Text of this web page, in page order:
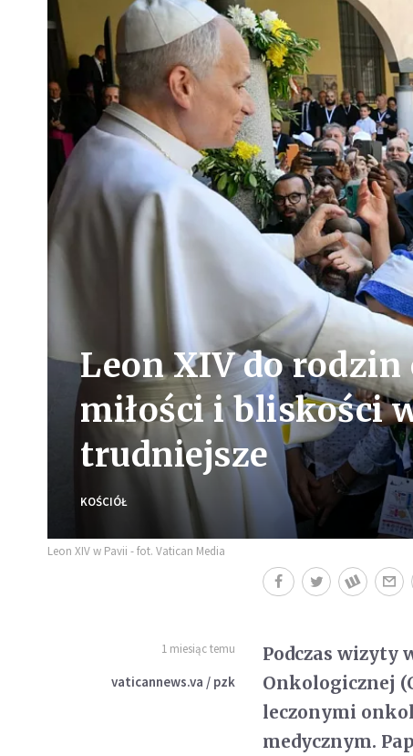
Leon XIV do
miłości i bliskości
trudniejsze
KOŚCIÓŁ
Leon XIV w Pavii - fot. Vatican Media
1 miesiąc temu
vaticannews.va / pzk
Podczas wizyty
Onkologicznej
leczonymi
medycznym.